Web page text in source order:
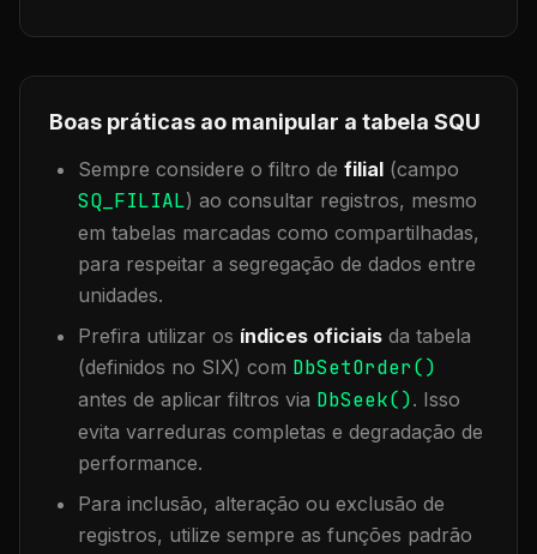
Boas práticas ao manipular a tabela SQU
Sempre considere o filtro de filial (campo
SQ_FILIAL) ao consultar registros, mesmo
em tabelas marcadas como compartilhadas,
para respeitar a segregação de dados entre
unidades.
Prefira utilizar os índices oficiais da tabela
(definidos no SIX) com DbSetOrder()
antes de aplicar filtros via DbSeek(). Isso
evita varreduras completas e degradação de
performance.
Para inclusão, alteração ou exclusão de
registros, utilize sempre as funções padrão